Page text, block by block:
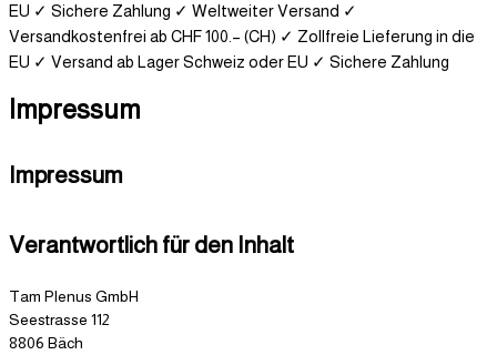
EU ✓ Sichere Zahlung ✓ Weltweiter Versand ✓
Versandkostenfrei ab CHF 100.– (CH) ✓ Zollfreie Lieferung in die
EU ✓ Versand ab Lager Schweiz oder EU ✓ Sichere Zahlung
Impressum
Impressum
Verantwortlich für den Inhalt
Tam Plenus GmbH
Seestrasse 112
8806 Bäch